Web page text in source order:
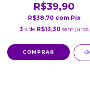
R$39,90
R$38,70 com Pix
3 x de R$13,30 sem juros
COMPRAR